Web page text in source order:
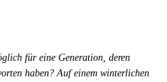
für eine Generation, deren
haben? Auf einem winterlichen